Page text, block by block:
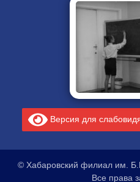
Версия для
© Хабаровский филиал им.
Все права